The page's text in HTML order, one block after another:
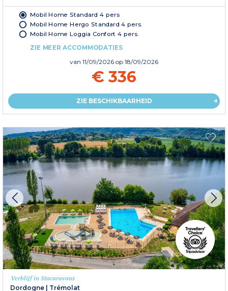
Mobil Home Standard 4 pers
Mobil Home Hergo Standard 4 pers.
Mobil Home Loggia Confort 4 pers.
ZIE MEER ACCOMMODATIES
van 11/09/2026 op 18/09/2026
€ 336
ZIE BESCHIKBAARHEID
Verblijf in Stacaravans
Dordogne | Trémolat